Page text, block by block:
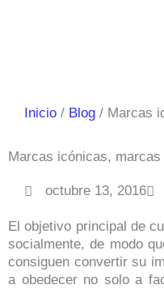
Inicio Blog Marcas
Marcas icónicas,
octubre 13, 2016
El objetivo principal de
socialmente, de modo
consiguen convertir su
a obedecer no solo a